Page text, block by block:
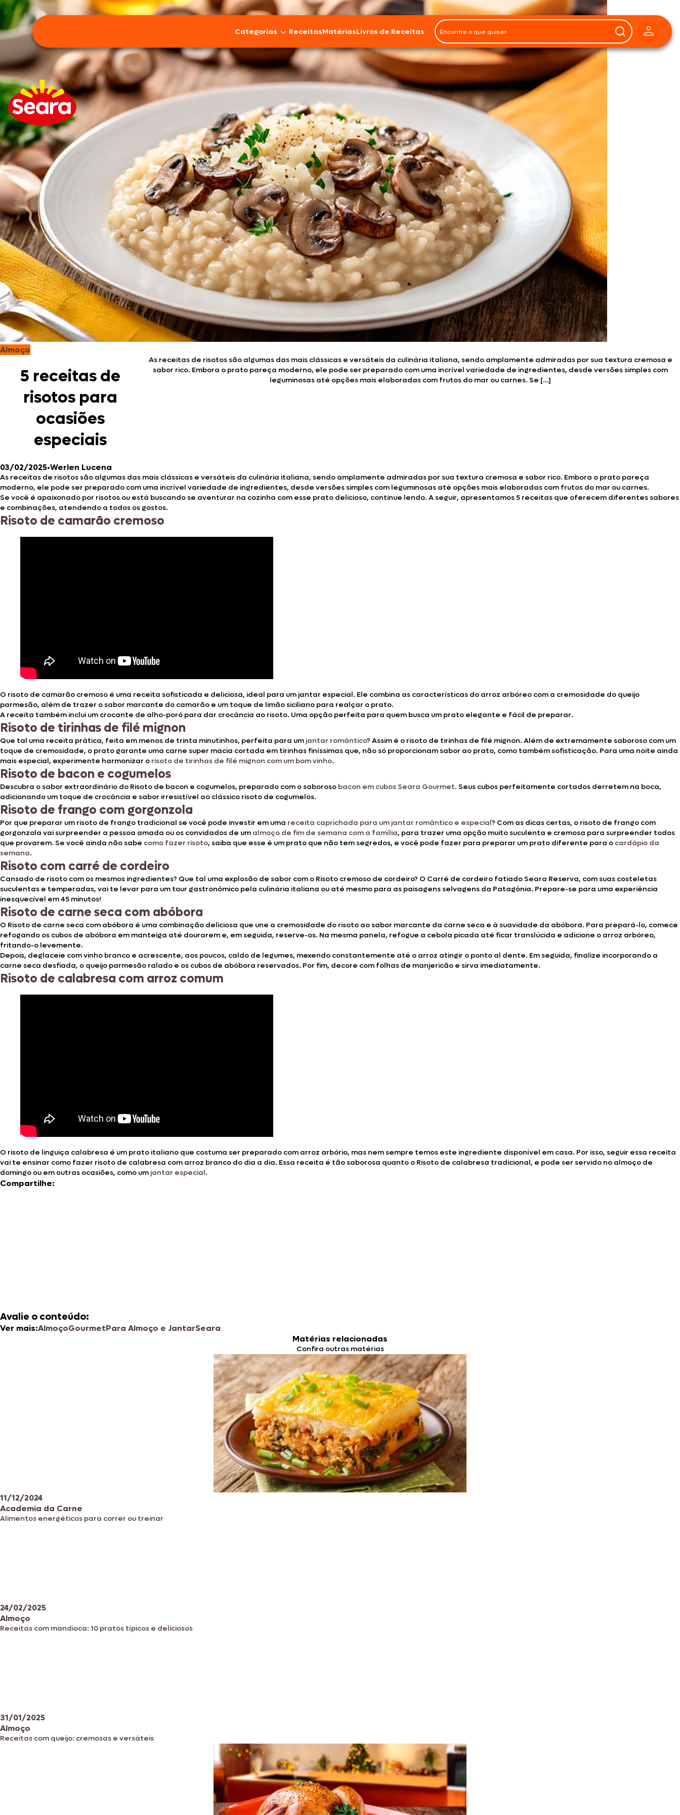
Categorias
Bovinos
Carnes Suínas
Aves
Frios e Embutidos
Peixes e Frutos do Mar
100% Vegetal
Doces, Bolos e Sobremesas
Pães e Massas
Bebidas
Entrevistas
ReceitasMatériasLivros de Receitas
Almoço
5 receitas de
risotos para
ocasiões
especiais
As receitas de risotos são algumas das mais clássicas e versáteis da culinária italiana, sendo amplamente admiradas por sua textura cremosa e
sabor rico. Embora o prato pareça moderno, ele pode ser preparado com uma incrível variedade de ingredientes, desde versões simples com
leguminosas até opções mais elaboradas com frutos do mar ou carnes. Se […]
03/02/2025•Werlen Lucena
As receitas de risotos são algumas das mais clássicas e versáteis da culinária italiana, sendo amplamente admiradas por sua textura cremosa e sabor rico. Embora o prato pareça
moderno, ele pode ser preparado com uma incrível variedade de ingredientes, desde versões simples com leguminosas até opções mais elaboradas com frutos do mar ou carnes.
Se você é apaixonado por risotos ou está buscando se aventurar na cozinha com esse prato delicioso, continue lendo. A seguir, apresentamos 5 receitas que oferecem diferentes sabores
e combinações, atendendo a todos os gostos.
Risoto de camarão cremoso
O risoto de camarão cremoso é uma receita sofisticada e deliciosa, ideal para um jantar especial. Ele combina as características do arroz arbóreo com a cremosidade do queijo
parmesão, além de trazer o sabor marcante do camarão e um toque de limão siciliano para realçar o prato.
A receita também inclui um crocante de alho-poró para dar crocância ao risoto. Uma opção perfeita para quem busca um prato elegante e fácil de preparar.
Risoto de tirinhas de filé mignon
Que tal uma receita prática, feita em menos de trinta minutinhos, perfeita para um jantar romântico? Assim é o risoto de tirinhas de filé mignon. Além de extremamente saboroso com um
toque de cremosidade, o prato garante uma carne super macia cortada em tirinhas finíssimas que, não só proporcionam sabor ao prato, como também sofisticação. Para uma noite ainda
mais especial, experimente harmonizar o risoto de tirinhas de filé mignon com um bom vinho.
Risoto de bacon e cogumelos
Descubra o sabor extraordinário do Risoto de bacon e cogumelos, preparado com o saboroso bacon em cubos Seara Gourmet. Seus cubos perfeitamente cortados derretem na boca,
adicionando um toque de crocância e sabor irresistível ao clássico risoto de cogumelos.
Risoto de frango com gorgonzola
Por que preparar um risoto de frango tradicional se você pode investir em uma receita caprichada para um jantar romântico e especial? Com as dicas certas, o risoto de frango com
gorgonzola vai surpreender a pessoa amada ou os convidados de um almoço de fim de semana com a família, para trazer uma opção muito suculenta e cremosa para surpreender todos
que provarem. Se você ainda não sabe como fazer risoto, saiba que esse é um prato que não tem segredos, e você pode fazer para preparar um prato diferente para o cardápio da
semana.
Risoto com carré de cordeiro
Cansado de risoto com os mesmos ingredientes? Que tal uma explosão de sabor com o Risoto cremoso de cordeiro? O Carré de cordeiro fatiado Seara Reserva, com suas costeletas
suculentas e temperadas, vai te levar para um tour gastronômico pela culinária italiana ou até mesmo para as paisagens selvagens da Patagônia. Prepare-se para uma experiência
inesquecível em 45 minutos!
Risoto de carne seca com abóbora
O Risoto de carne seca com abóbora é uma combinação deliciosa que une a cremosidade do risoto ao sabor marcante da carne seca e à suavidade da abóbora. Para prepará-lo, comece
refogando os cubos de abóbora em manteiga até dourarem e, em seguida, reserve-os. Na mesma panela, refogue a cebola picada até ficar translúcida e adicione o arroz arbóreo,
fritando-o levemente.
Depois, deglaceie com vinho branco e acrescente, aos poucos, caldo de legumes, mexendo constantemente até o arroz atingir o ponto al dente. Em seguida, finalize incorporando a
carne seca desfiada, o queijo parmesão ralado e os cubos de abóbora reservados. Por fim, decore com folhas de manjericão e sirva imediatamente.
Risoto de calabresa com arroz comum
O risoto de linguiça calabresa é um prato italiano que costuma ser preparado com arroz arbório, mas nem sempre temos este ingrediente disponível em casa. Por isso, seguir essa receita
vai te ensinar como fazer risoto de calabresa com arroz branco do dia a dia. Essa receita é tão saborosa quanto o Risoto de calabresa tradicional, e pode ser servido no almoço de
domingo ou em outras ocasiões, como um jantar especial.
Compartilhe:
Avalie o conteúdo:
Ver mais:AlmoçoGourmetPara Almoço e JantarSeara
Matérias relacionadas
Confira outras matérias
11/12/2024
Academia da Carne
Alimentos energéticos para correr ou treinar
24/02/2025
Almoço
Receitas com mandioca: 10 pratos típicos e deliciosos
31/01/2025
Almoço
Receitas com queijo: cremosas e versáteis